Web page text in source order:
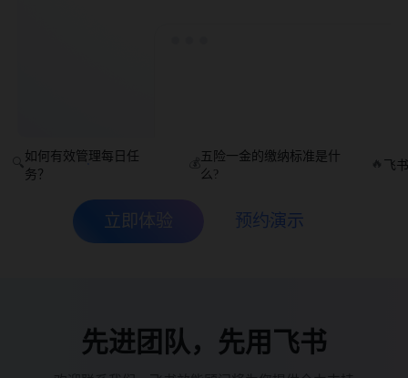
🔍
如何有效管理每日任
务？
💰
五险一金的缴纳标准是什
么?
🔥 飞
立即体验 预约演示
先进团队，先用飞书